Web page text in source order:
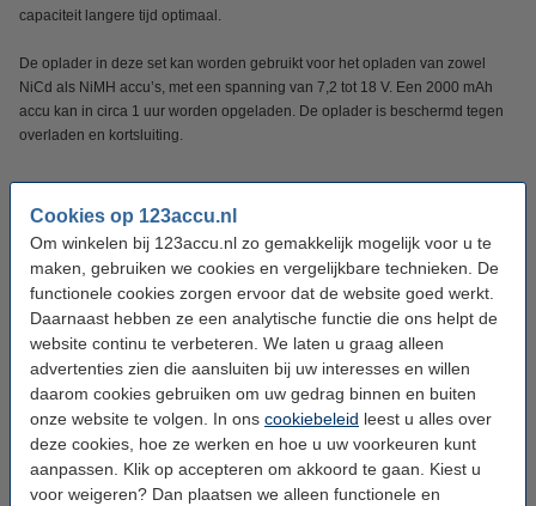
Cookies op 123accu.nl
Om winkelen bij 123accu.nl zo gemakkelijk mogelijk voor u te
maken, gebruiken we cookies en vergelijkbare technieken. De
functionele cookies zorgen ervoor dat de website goed werkt.
Daarnaast hebben ze een analytische functie die ons helpt de
website continu te verbeteren. We laten u graag alleen
advertenties zien die aansluiten bij uw interesses en willen
daarom cookies gebruiken om uw gedrag binnen en buiten
onze website te volgen. In ons cookiebeleid leest u alles over
deze cookies, hoe ze werken en hoe u uw voorkeuren kunt
aanpassen. Klik op accepteren om akkoord te gaan. Kiest u
voor weigeren? Dan plaatsen we alleen functionele en
capaciteit langere tijd optimaal.
De oplader in deze set kan worden gebruikt voor het opladen van zowel
NiCd als NiMH accu’s, met een spanning van 7,2 tot 18 V. Een 2000 mAh
accu kan in circa 1 uur worden opgeladen. De oplader is beschermd tegen
overladen en kortsluiting.
123accu
Type: 🔋Accu + 🔌Lader
Kleur: Zwart
Capaciteit: 2.000 mAh
Capaciteit: 2 Ah
Batterij type: Ni-MH